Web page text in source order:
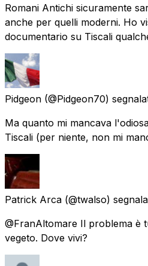
Romani Antichi sicuramente
anche per quelli moderni. Ho
documentario su Tiscali
Pidgeon (@Pidgeon70)
Ma quanto mi mancava
Tiscali (per niente, non mi
Patrick Arca (@twalso)
@FranAltomare Il problema è
vegeto. Dove vivi?